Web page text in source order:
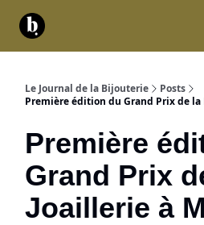
Le Journal de la Bijouterie
Posts
Première édition du Grand Prix de la
Première
Grand Prix
Joaillerie à